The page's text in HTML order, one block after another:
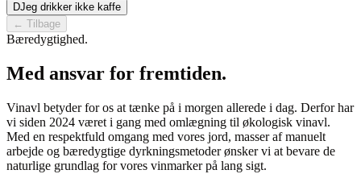
DJeg drikker ikke kaffe
← Tilbage
Bæredygtighed.
Med ansvar for fremtiden.
Vinavl betyder for os at tænke på i morgen allerede i dag. Derfor har
vi siden 2024 været i gang med omlægning til økologisk vinavl.
Med en respektfuld omgang med vores jord, masser af manuelt
arbejde og bæredygtige dyrkningsmetoder ønsker vi at bevare de
naturlige grundlag for vores vinmarker på lang sigt.